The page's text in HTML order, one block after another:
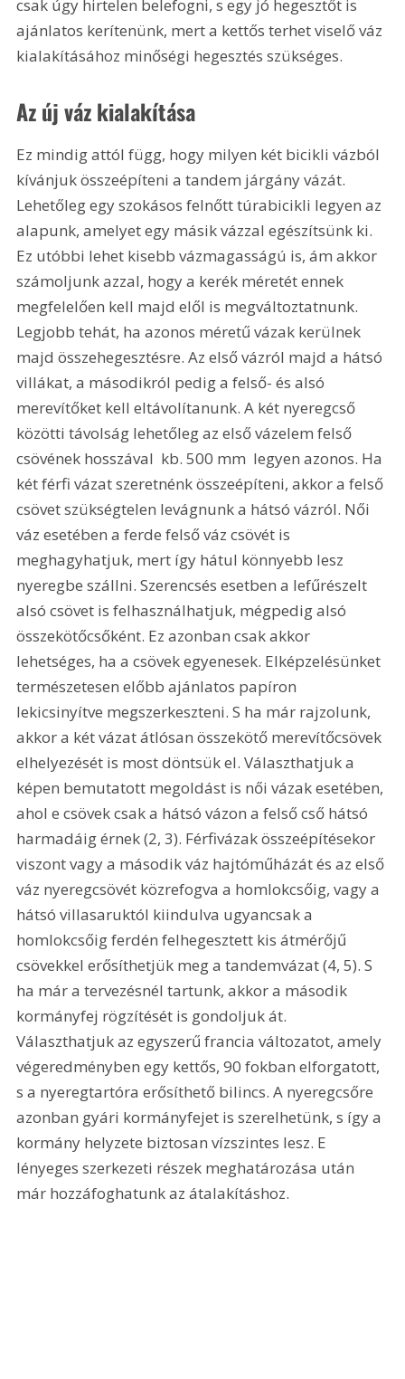
csak úgy hirtelen belefogni, s egy jó hegesztőt is
ajánlatos kerítenünk, mert a kettős terhet viselő váz
kialakításához minőségi hegesztés szükséges.
Az új váz kialakítása
Ez mindig attól függ, hogy milyen két bicikli vázból
kívánjuk összeépíteni a tandem járgány vázát.
Lehetőleg egy szokásos felnőtt túrabicikli legyen az
alapunk, amelyet egy másik vázzal egészítsünk ki.
Ez utóbbi lehet kisebb vázmagasságú is, ám akkor
számoljunk azzal, hogy a kerék méretét ennek
megfelelően kell majd elől is megváltoztatnunk.
Legjobb tehát, ha azonos méretű vázak kerülnek
majd összehegesztésre. Az első vázról majd a hátsó
villákat, a másodikról pedig a felső- és alsó
merevítőket kell eltávolítanunk. A két nyeregcső
közötti távolság lehetőleg az első vázelem felső
csövének hosszával  kb. 500 mm  legyen azonos. Ha
két férfi vázat szeretnénk összeépíteni, akkor a felső
csövet szükségtelen levágnunk a hátsó vázról. Női
váz esetében a ferde felső váz csövét is
meghagyhatjuk, mert így hátul könnyebb lesz
nyeregbe szállni. Szerencsés esetben a lefűrészelt
alsó csövet is felhasználhatjuk, mégpedig alsó
összekötőcsőként. Ez azonban csak akkor
lehetséges, ha a csövek egyenesek. Elképzelésünket
természetesen előbb ajánlatos papíron
lekicsinyítve megszerkeszteni. S ha már rajzolunk,
akkor a két vázat átlósan összekötő merevítőcsövek
elhelyezését is most döntsük el. Választhatjuk a
képen bemutatott megoldást is női vázak esetében,
ahol e csövek csak a hátsó vázon a felső cső hátsó
harmadáig érnek (2, 3). Férfivázak összeépítésekor
viszont vagy a második váz hajtóműházát és az első
váz nyeregcsövét közrefogva a homlokcsőig, vagy a
hátsó villasaruktól kiindulva ugyancsak a
homlokcsőig ferdén felhegesztett kis átmérőjű
csövekkel erősíthetjük meg a tandemvázat (4, 5). S
ha már a tervezésnél tartunk, akkor a második
kormányfej rögzítését is gondoljuk át.
Választhatjuk az egyszerű francia változatot, amely
végeredményben egy kettős, 90 fokban elforgatott,
s a nyeregtartóra erősíthető bilincs. A nyeregcsőre
azonban gyári kormányfejet is szerelhetünk, s így a
kormány helyzete biztosan vízszintes lesz. E
lényeges szerkezeti részek meghatározása után
már hozzáfoghatunk az átalakításhoz.